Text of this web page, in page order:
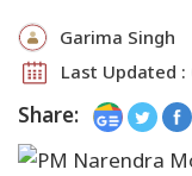
Garima Singh
Last Updated :
Share: